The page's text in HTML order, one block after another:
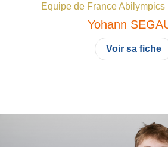
Equipe de France
Yohann
Voir sa fiche